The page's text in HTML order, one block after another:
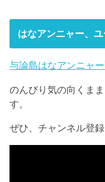
はなアンニャー、
与論島はなアンニャ
のんびり気の向くま
す。
ぜひ、チャンネル登